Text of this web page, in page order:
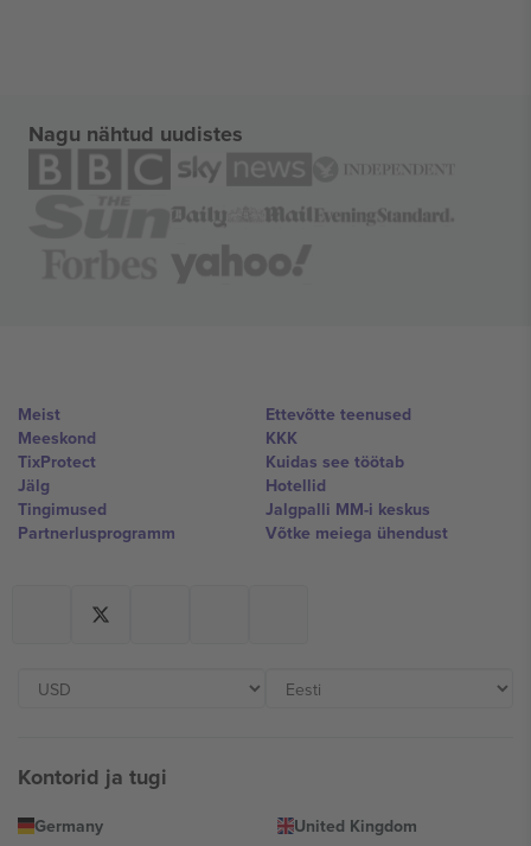
Nagu nähtud uudistes
Meist
Meeskond
TixProtect
Jälg
Tingimused
Partnerlusprogramm
Ettevõtte teenused
KKK
Kuidas see töötab
Hotellid
Jalgpalli MM-i keskus
Võtke meiega ühendust
Kontorid ja tugi
Germany
United Kingdom